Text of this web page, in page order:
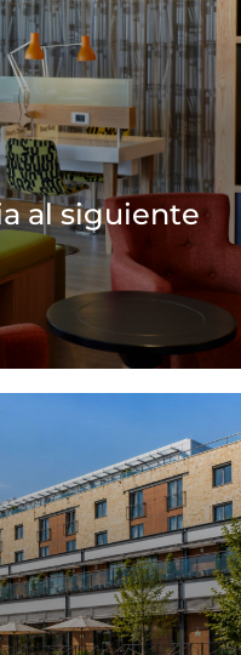
al siguiente